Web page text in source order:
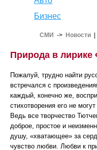
Бизнес
СМИ -> Новости |
Природа в
Пожалуй, трудно найти
встречался с
каждый, конечно же,
стихотворения его не
Ведь все творчество
доброе, простое и
душу, «хватающее» за
чувство любви. Любви к